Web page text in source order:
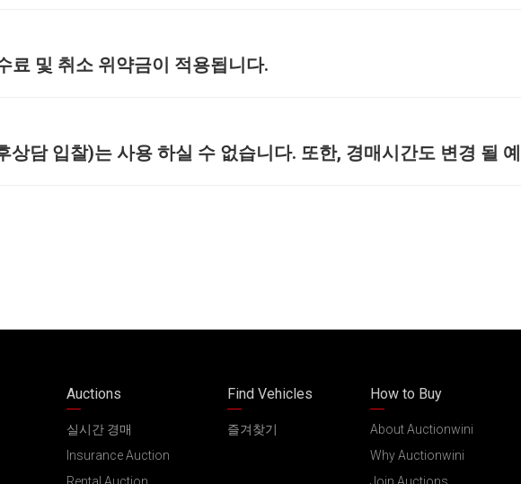
료 및 취소 위약금이 적용됩니다.
상담 입찰)는 사용 하실 수 없습니다. 또한, 경매시간도 변경 될
Auctions
실시간 경매
Insurance Auction
Find Vehicles
즐겨찾기
How to Buy
About Auctionwini
Why Auctionwini